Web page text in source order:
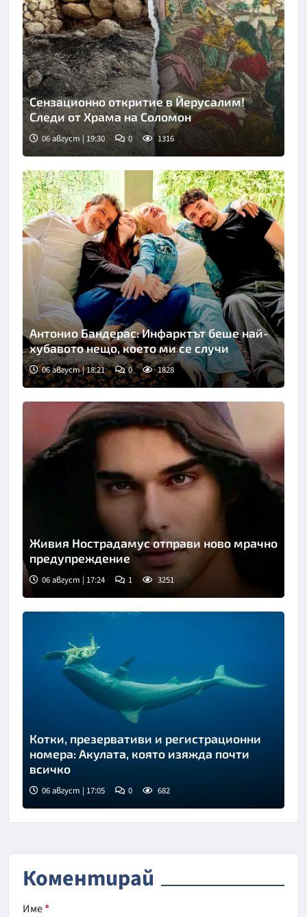
Снимка: Fox news
Сензационно откритие в Йерусалим!
Следи от Храма на Соломон
06 август | 19:30 0 1316
Снимка: Инстаграм
Антонио Бандерас: Инфарктът беше най-
хубавото нещо, което ми се случи
06 август | 18:21 0 1828
Живия Нострадамус отправи ново мрачно
предупреждение
06 август | 17:24 1 3251
Котки, презервативи и регистрационни
номера: Акулата, която изяжда почти
всичко
06 август | 17:05 0 682
Коментирай
Име*